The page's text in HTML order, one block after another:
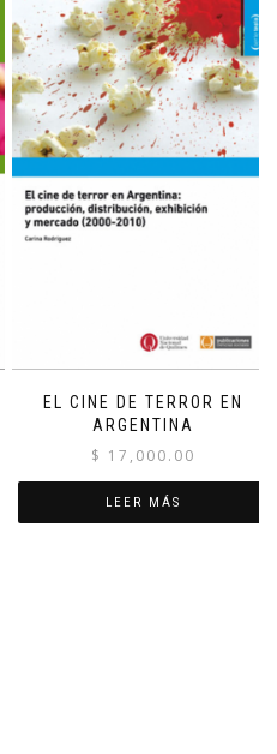
EL CINE DE TERROR EN
ARGENTINA
$ 17,000.00
LEER MÁS